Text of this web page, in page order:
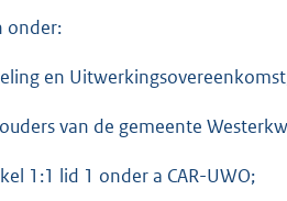
onder:
en
van de gemeente
1:1 lid 1 onder a CAR-UWO;